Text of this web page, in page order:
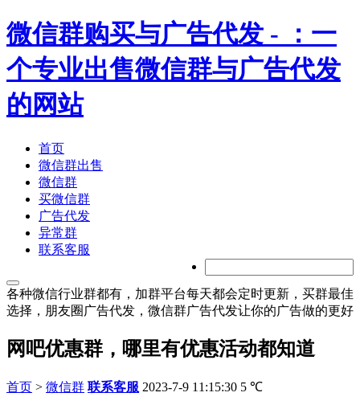
微信群购买与广告代发 - ：一
个专业出售微信群与广告代发
的网站
首页
微信群出售
微信群
买微信群
广告代发
异常群
联系客服
各种微信行业群都有，加群平台每天都会定时更新，买群最佳
选择，朋友圈广告代发，微信群广告代发让你的广告做的更好
网吧优惠群，哪里有优惠活动都知道
首页 > 微信群 联系客服 2023-7-9 11:15:30 5 ℃